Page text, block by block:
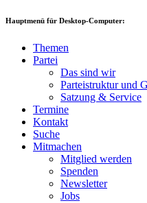
Hauptmenü für Desktop-Computer:
Themen
Partei
Das sind wir
Parteistruktur und
Satzung & Service
Termine
Kontakt
Suche
Mitmachen
Mitglied werden
Spenden
Newsletter
Jobs